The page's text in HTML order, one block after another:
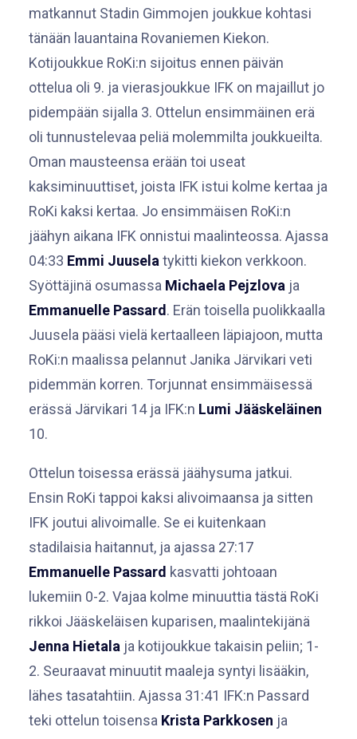
matkannut Stadin Gimmojen joukkue kohtasi
tänään lauantaina Rovaniemen Kiekon.
Kotijoukkue RoKi:n sijoitus ennen päivän
ottelua oli 9. ja vierasjoukkue IFK on majaillut jo
pidempään sijalla 3. Ottelun ensimmäinen erä
oli tunnustelevaa peliä molemmilta joukkueilta.
Oman mausteensa erään toi useat
kaksiminuuttiset, joista IFK istui kolme kertaa ja
RoKi kaksi kertaa. Jo ensimmäisen RoKi:n
jäähyn aikana IFK onnistui maalinteossa. Ajassa
04:33 Emmi Juusela tykitti kiekon verkkoon.
Syöttäjinä osumassa Michaela Pejzlova ja
Emmanuelle Passard . Erän toisella puolikkaalla
Juusela pääsi vielä kertaalleen läpiajoon, mutta
RoKi:n maalissa pelannut Janika Järvikari veti
pidemmän korren. Torjunnat ensimmäisessä
erässä Järvikari 14 ja IFK:n Lumi Jääskeläinen
10.
Ottelun toisessa erässä jäähysuma jatkui.
Ensin RoKi tappoi kaksi alivoimaansa ja sitten
IFK joutui alivoimalle. Se ei kuitenkaan
stadilaisia haitannut, ja ajassa 27:17
Emmanuelle Passard kasvatti johtoaan
lukemiin 0-2. Vajaa kolme minuuttia tästä RoKi
rikkoi Jääskeläisen kuparisen, maalintekijänä
Jenna Hietala ja kotijoukkue takaisin peliin; 1-
2. Seuraavat minuutit maaleja syntyi lisääkin,
lähes tasatahtiin. Ajassa 31:41 IFK:n Passard
teki ottelun toisensa Krista Parkkosen ja